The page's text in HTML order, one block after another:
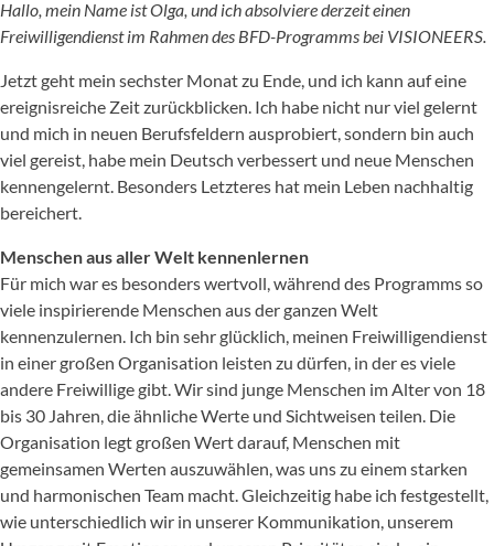
Hallo, mein Name ist Olga, und ich absolviere derzeit einen
Freiwilligendienst im Rahmen des BFD-Programms bei VISIONEERS.
Jetzt geht mein sechster Monat zu Ende, und ich kann auf eine
ereignisreiche Zeit zurückblicken. Ich habe nicht nur viel gelernt
und mich in neuen Berufsfeldern ausprobiert, sondern bin auch
viel gereist, habe mein Deutsch verbessert und neue Menschen
kennengelernt. Besonders Letzteres hat mein Leben nachhaltig
bereichert.
Menschen aus aller Welt kennenlernen
Für mich war es besonders wertvoll, während des Programms so
viele inspirierende Menschen aus der ganzen Welt
kennenzulernen. Ich bin sehr glücklich, meinen Freiwilligendienst
in einer großen Organisation leisten zu dürfen, in der es viele
andere Freiwillige gibt. Wir sind junge Menschen im Alter von 18
bis 30 Jahren, die ähnliche Werte und Sichtweisen teilen. Die
Organisation legt großen Wert darauf, Menschen mit
gemeinsamen Werten auszuwählen, was uns zu einem starken
und harmonischen Team macht. Gleichzeitig habe ich festgestellt,
wie unterschiedlich wir in unserer Kommunikation, unserem